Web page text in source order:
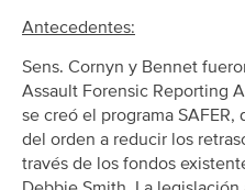
Antecedentes:
Sens. Cornyn y Bennet
Assault Forensic Reporting
se creó el programa
del orden a reducir los
través de los fondos